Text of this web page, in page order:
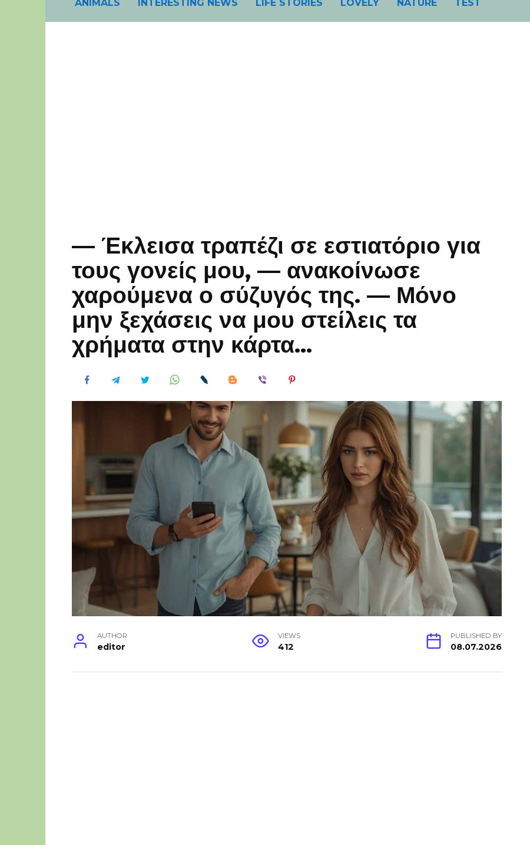
ANIMALS INTERESTING NEWS LIFE STORIES LOVELY NATURE TEST
— Έκλεισα τραπέζι σε εστιατόριο για
τους γονείς μου, — ανακοίνωσε
χαρούμενα ο σύζυγός της. — Μόνο
μην ξεχάσεις να μου στείλεις τα
χρήματα στην κάρτα…
AUTHOR
editor
VIEWS
412
PUBLISHED BY
08.07.2026